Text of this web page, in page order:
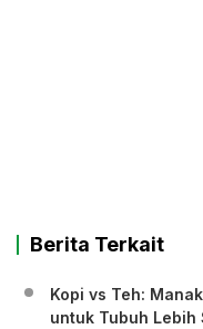
Berita Terkait
Kopi vs Teh:
untuk Tubuh Lebih